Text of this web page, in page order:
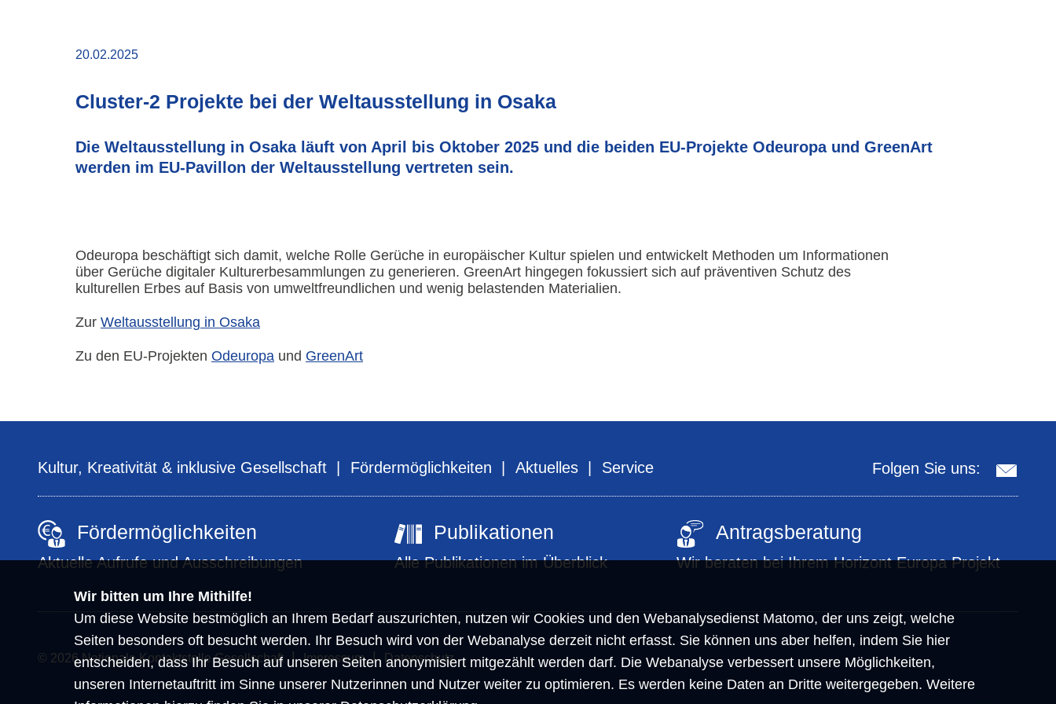
Wir bitten um Ihre Mithilfe!
Um diese Website bestmöglich an Ihrem Bedarf auszurichten, nutzen wir Cookies und den Webanalysedienst Matomo, der uns zeigt, welche
Seiten besonders oft besucht werden. Ihr Besuch wird von der Webanalyse derzeit nicht erfasst. Sie können uns aber helfen, indem Sie hier
entscheiden, dass Ihr Besuch auf unseren Seiten anonymisiert mitgezählt werden darf. Die Webanalyse verbessert unsere Möglichkeiten,
unseren Internetauftritt im Sinne unserer Nutzerinnen und Nutzer weiter zu optimieren. Es werden keine Daten an Dritte weitergegeben. Weitere
20.02.2025
Cluster-2 Projekte bei der Weltausstellung in Osaka
Die Weltausstellung in Osaka läuft von April bis Oktober 2025 und die beiden EU-Projekte Odeuropa und GreenArt
werden im EU-Pavillon der Weltausstellung vertreten sein.
Odeuropa beschäftigt sich damit, welche Rolle Gerüche in europäischer Kultur spielen und entwickelt Methoden um Informationen
über Gerüche digitaler Kulturerbesammlungen zu generieren. GreenArt hingegen fokussiert sich auf präventiven Schutz des
kulturellen Erbes auf Basis von umweltfreundlichen und wenig belastenden Materialien.
Zur Weltausstellung in Osaka
Zu den EU-Projekten Odeuropa und GreenArt
Kultur, Kreativität & inklusive Gesellschaft Fördermöglichkeiten Aktuelles Service Folgen Sie uns:
Fördermöglichkeiten
Aktuelle Aufrufe und Ausschreibungen
Publikationen
Alle Publikationen im Überblick
Antragsberatung
Wir beraten bei Ihrem Horizont Europa Projekt
© 2026 Nationale Kontaktstelle Gesellschaft Impressum Datenschutz